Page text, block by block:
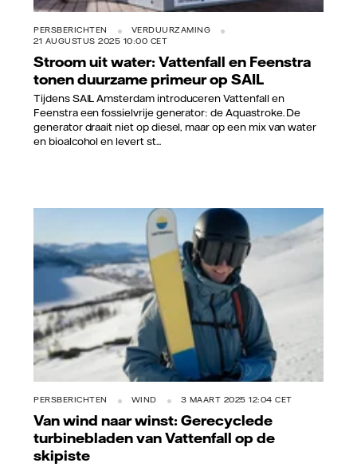
PERSBERICHTEN
VERDUURZAMING
21 AUGUSTUS 2025 10:00 CET
Stroom uit water: Vattenfall en Feenstra
tonen duurzame primeur op SAIL
Tijdens SAIL Amsterdam introduceren Vattenfall en
Feenstra een fossielvrije generator: de Aquastroke. De
generator draait niet op diesel, maar op een mix van water
en bioalcohol en levert st...
PERSBERICHTEN WIND 3 MAART 2025 12:04 CET
Van wind naar winst: Gerecyclede
turbinebladen van Vattenfall op de
skipiste